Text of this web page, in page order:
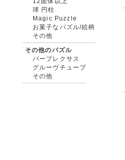
球 円柱
Magic Puzzle
お菓子なパズル/絵柄
その他
その他のパズル
パープレクサス
グルーヴチューブ
その他